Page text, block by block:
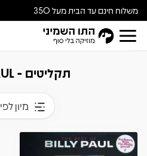
משלוח חינם עד הבית מעל 350
ש״ח
תקליטים - BILLY PAUL
מיון לפי